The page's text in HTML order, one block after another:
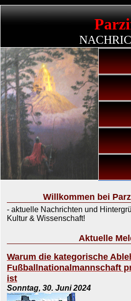
Willkommen bei
- aktuelle Nachrichten und
Kultur & Wissenschaft!
Aktuelle
Warum die kategorische
Fußballnationalmannschaft
ist
Sonntag, 30. Juni 2024